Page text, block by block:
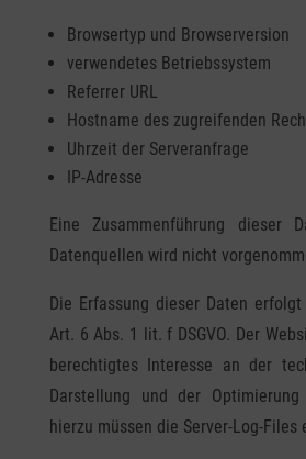
Browsertyp und Browserversion
verwendetes Betriebssystem
Referrer URL
Hostname des zugreifenden
Uhrzeit der Serveranfrage
IP-Adresse
Eine Zusammenführung dieser
Datenquellen wird nicht
Die Erfassung dieser Daten
Art. 6 Abs. 1 lit. f DSGVO. Der
berechtigtes Interesse an der
Darstellung und der
hierzu müssen die Server-Log-Files